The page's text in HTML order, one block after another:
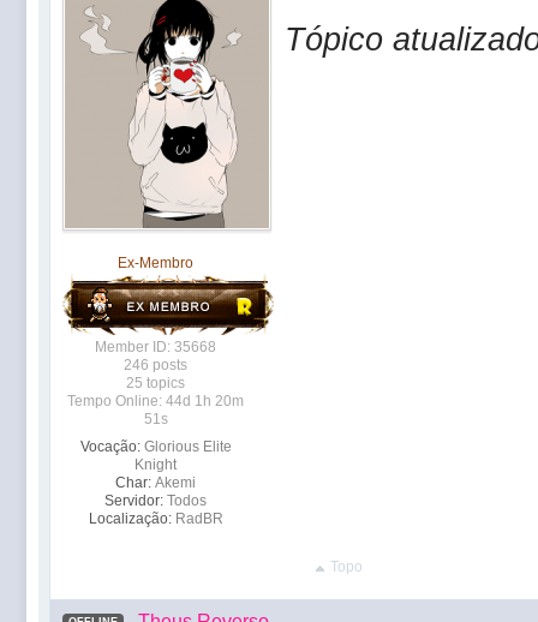
Ex-Membro
Member ID: 35668
246 posts
25 topics
Tempo Online: 44d 1h 20m
51s
Vocação: Glorious Elite
Knight
Char: Akemi
Servidor: Todos
Localização: RadBR
Tópico
Topo